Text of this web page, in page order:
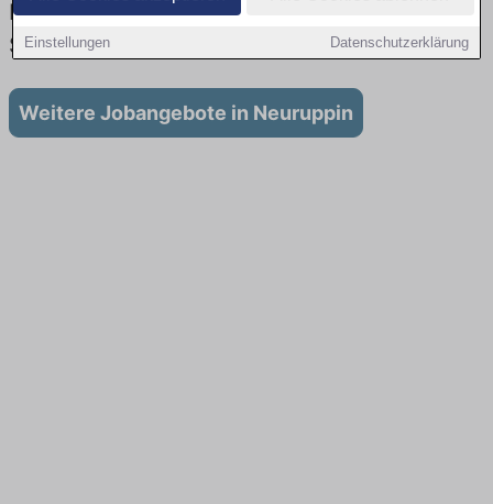
Einstellungen Datenschutzerklärung
Lehrstellen: Aktuell gibt es keine
Stellenangebote für Ausbildung in Neuruppin
Weitere Jobangebote in Neuruppin